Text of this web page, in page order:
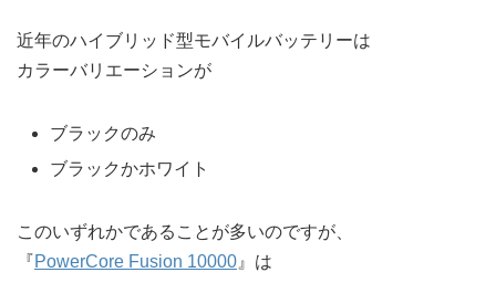
近年のハイブリッド型モバイルバッテリーは
カラーバリエーションが
ブラックのみ
ブラックかホワイト
このいずれかであることが多いのですが、
『PowerCore Fusion 10000』は